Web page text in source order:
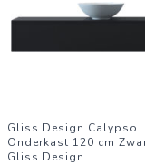
Gliss Design Calypso
Onderkast 120 cm
Gliss Design